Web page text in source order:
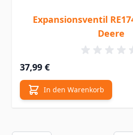
Expansionsventil
Deere
37,99 €
In den Warenkorb